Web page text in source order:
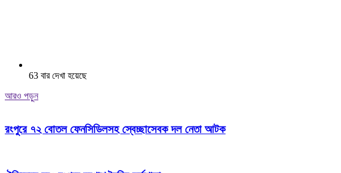
63 বার দেখা হয়েছে
আরও পড়ুন
রংপুরে ৭২ বোতল ফেনসিডিলসহ স্বেচ্ছাসেবক দল নেতা আটক